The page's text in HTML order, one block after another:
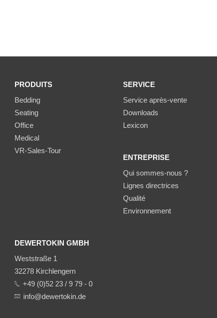
PRODUITS
Bedding
Seating
Office
Medical
VR-Sales-Tour
SERVICE
Service après-vente
Downloads
Lexicon
ENTREPRISE
Qui sommes-nous ?
Lignes directrices
Qualité
Environnement
DEWERTOKIN GMBH
Weststraße 1
32278 Kirchlengern
+49 (0)52 23 / 9 79 - 0
info@dewertokin.de